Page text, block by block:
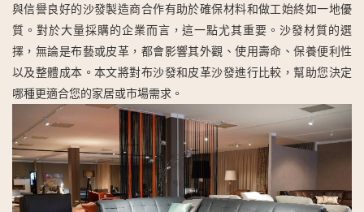
與信譽良好的沙發製造商合作有助於確保材料和做工始終如一地優
質。對於大量採購的企業而言，這一點尤其重要。沙發材質的選
擇，無論是布藝或皮革，都會影響其外觀、使用壽命、保養便利性
以及整體成本。本文將對布沙發和皮革沙發進行比較，幫助您決定
哪種更適合您的家居或市場需求。